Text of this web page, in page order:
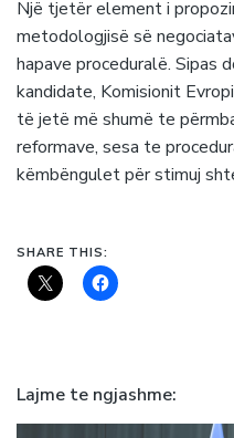
Një tjetër element i
metodologjisë së
hapave proceduralë. Sipas
kandidate, Komisionit
të jetë më shumë te
reformave, sesa te
këmbëngulet për stimuj
SHARE THIS:
Lajme te ngjashme